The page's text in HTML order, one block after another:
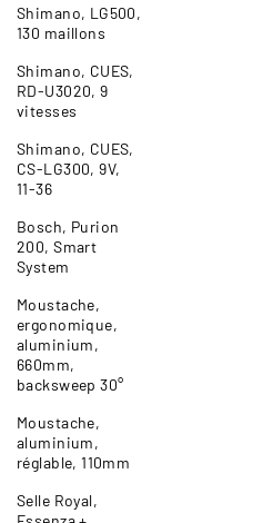
Shimano, LG500,
130 maillons
Shimano, CUES,
RD-U3020, 9
vitesses
Shimano, CUES,
CS-LG300, 9V,
11-36
Bosch, Purion
200, Smart
System
Moustache,
ergonomique,
aluminium,
660mm,
backsweep 30°
Moustache,
aluminium,
réglable, 110mm
Selle Royal,